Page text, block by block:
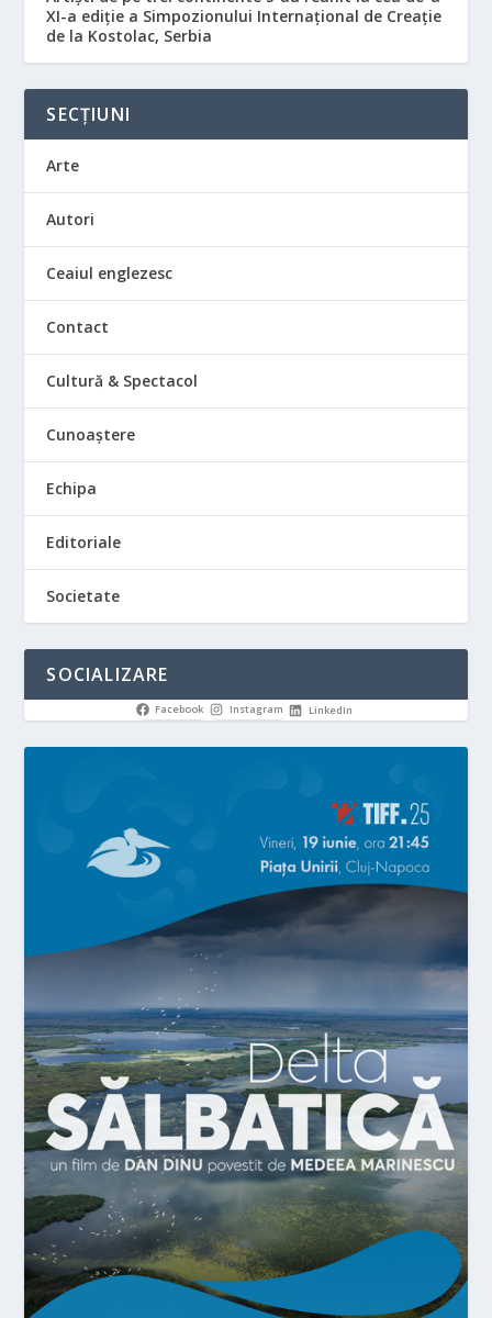
XI-a ediție a Simpozionului Internațional de Creație
de la Kostolac, Serbia
SECȚIUNI
Arte
Autori
Ceaiul englezesc
Contact
Cultură & Spectacol
Cunoaștere
Echipa
Editoriale
Societate
SOCIALIZARE
Facebook Instagram LinkedIn